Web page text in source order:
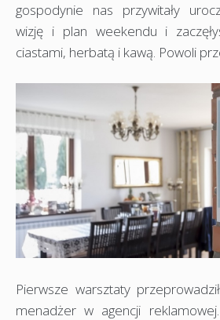
gospodynie nas przywitały
wizję i plan weekendu i
ciastami, herbatą i kawą. Powoli
Pierwsze warsztaty
menadżer w agencji